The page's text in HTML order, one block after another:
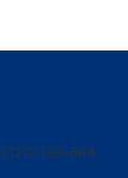
0120-139-664